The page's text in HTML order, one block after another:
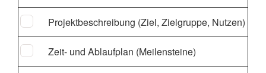
Projektbeschreibung (Ziel, Zielgruppe, Nutzen)
Zeit- und Ablaufplan (Meilensteine)